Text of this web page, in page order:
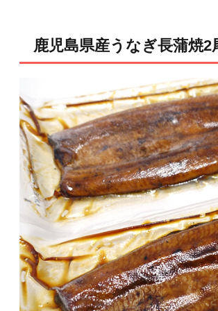
鹿児島県産うなぎ長蒲焼2